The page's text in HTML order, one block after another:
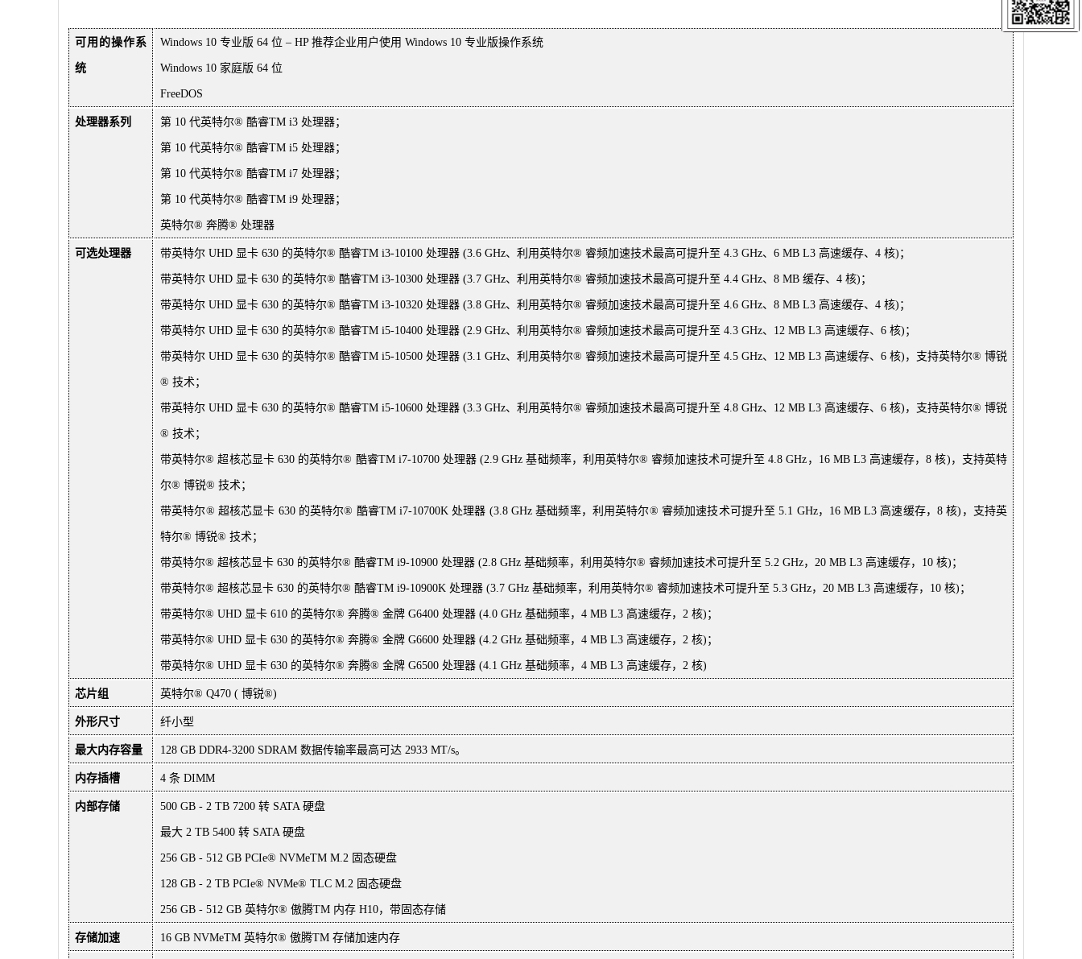
可用的操作系
统
Windows 10 专业版 64 位 – HP 推荐企业用户使用 Windows 10 专业版操作系统
Windows 10 家庭版 64 位
FreeDOS
处理器系列 第 10 代英特尔® 酷睿TM i3 处理器；
第 10 代英特尔® 酷睿TM i5 处理器；
第 10 代英特尔® 酷睿TM i7 处理器；
第 10 代英特尔® 酷睿TM i9 处理器；
英特尔® 奔腾® 处理器
可选处理器 带英特尔 UHD 显卡 630 的英特尔® 酷睿TM i3-10100 处理器 (3.6 GHz、利用英特尔® 睿频加速技术最高可提升至 4.3 GHz、6 MB L3 高速缓存、4 核)；
带英特尔 UHD 显卡 630 的英特尔® 酷睿TM i3-10300 处理器 (3.7 GHz、利用英特尔® 睿频加速技术最高可提升至 4.4 GHz、8 MB 缓存、4 核)；
带英特尔 UHD 显卡 630 的英特尔® 酷睿TM i3-10320 处理器 (3.8 GHz、利用英特尔® 睿频加速技术最高可提升至 4.6 GHz、8 MB L3 高速缓存、4 核)；
带英特尔 UHD 显卡 630 的英特尔® 酷睿TM i5-10400 处理器 (2.9 GHz、利用英特尔® 睿频加速技术最高可提升至 4.3 GHz、12 MB L3 高速缓存、6 核)；
带英特尔 UHD 显卡 630 的英特尔® 酷睿TM i5-10500 处理器 (3.1 GHz、利用英特尔® 睿频加速技术最高可提升至 4.5 GHz、12 MB L3 高速缓存、6 核)，支持英特尔® 博锐
® 技术；
带英特尔 UHD 显卡 630 的英特尔® 酷睿TM i5-10600 处理器 (3.3 GHz、利用英特尔® 睿频加速技术最高可提升至 4.8 GHz、12 MB L3 高速缓存、6 核)，支持英特尔® 博锐
® 技术；
带英特尔® 超核芯显卡 630 的英特尔® 酷睿TM i7-10700 处理器 (2.9 GHz 基础频率，利用英特尔® 睿频加速技术可提升至 4.8 GHz，16 MB L3 高速缓存，8 核)，支持英特
尔® 博锐® 技术；
带英特尔® 超核芯显卡 630 的英特尔® 酷睿TM i7-10700K 处理器 (3.8 GHz 基础频率，利用英特尔® 睿频加速技术可提升至 5.1 GHz，16 MB L3 高速缓存，8 核)，支持英
特尔® 博锐® 技术；
带英特尔® 超核芯显卡 630 的英特尔® 酷睿TM i9-10900 处理器 (2.8 GHz 基础频率，利用英特尔® 睿频加速技术可提升至 5.2 GHz，20 MB L3 高速缓存，10 核)；
带英特尔® 超核芯显卡 630 的英特尔® 酷睿TM i9-10900K 处理器 (3.7 GHz 基础频率，利用英特尔® 睿频加速技术可提升至 5.3 GHz，20 MB L3 高速缓存，10 核)；
带英特尔® UHD 显卡 610 的英特尔® 奔腾® 金牌 G6400 处理器 (4.0 GHz 基础频率，4 MB L3 高速缓存，2 核)；
带英特尔® UHD 显卡 630 的英特尔® 奔腾® 金牌 G6600 处理器 (4.2 GHz 基础频率，4 MB L3 高速缓存，2 核)；
带英特尔® UHD 显卡 630 的英特尔® 奔腾® 金牌 G6500 处理器 (4.1 GHz 基础频率，4 MB L3 高速缓存，2 核)
芯片组 英特尔® Q470 ( 博锐®)
外形尺寸 纤小型
最大内存容量 128 GB DDR4-3200 SDRAM 数据传输率最高可达 2933 MT/s。
内存插槽 4 条 DIMM
内部存储 500 GB - 2 TB 7200 转 SATA 硬盘
最大 2 TB 5400 转 SATA 硬盘
256 GB - 512 GB PCIe® NVMeTM M.2 固态硬盘
128 GB - 2 TB PCIe® NVMe® TLC M.2 固态硬盘
256 GB - 512 GB 英特尔® 傲腾TM 内存 H10，带固态存储
存储加速 16 GB NVMeTM 英特尔® 傲腾TM 存储加速内存